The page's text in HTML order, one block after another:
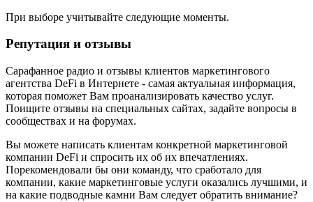
При выборе учитывайте следующие моменты.
Репутация и отзывы
Сарафанное радио и отзывы клиентов маркетингового
агентства DeFi в Интернете - самая актуальная информация,
которая поможет Вам проанализировать качество услуг.
Поищите отзывы на специальных сайтах, задайте вопросы в
сообществах и на форумах.
Вы можете написать клиентам конкретной маркетинговой
компании DeFi и спросить их об их впечатлениях.
Порекомендовали бы они команду, что сработало для
компании, какие маркетинговые услуги оказались лучшими, и
на какие подводные камни Вам следует обратить внимание?